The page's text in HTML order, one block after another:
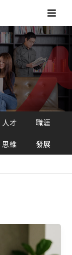
Main
人才
思維
職涯
發展